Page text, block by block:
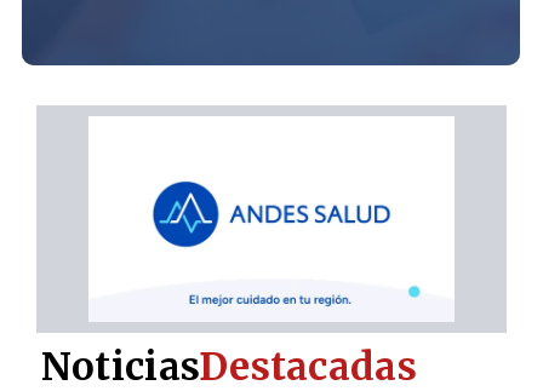
NoticiasDestacadas